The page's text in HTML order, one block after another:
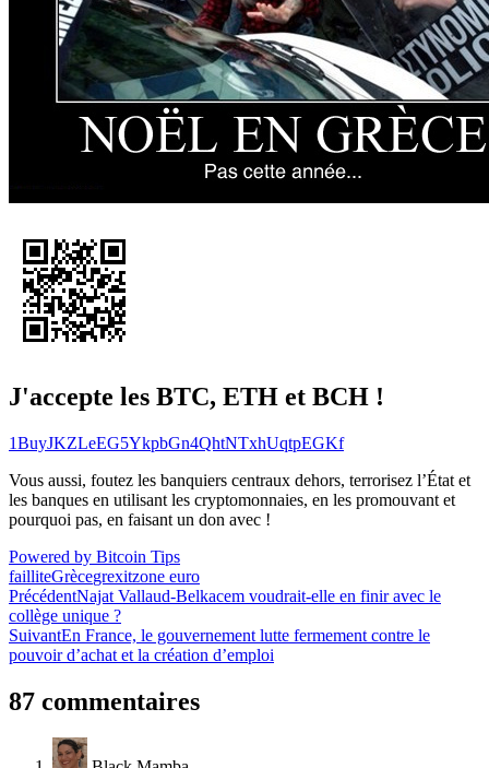
J'accepte les BTC, ETH et BCH !
1BuyJKZLeEG5YkpbGn4QhtNTxhUqtpEGKf
Vous aussi, foutez les banquiers centraux dehors, terrorisez l’État et
les banques en utilisant les cryptomonnaies, en les promouvant et
pourquoi pas, en faisant un don avec !
Powered by Bitcoin Tips
failliteGrècegrexitzone euro
Navigation
de
l’article
PrécédentNajat Vallaud-Belkacem voudrait-elle en finir avec le
collège unique ?
SuivantEn France, le gouvernement lutte fermement contre le
pouvoir d’achat et la création d’emploi
87 commentaires